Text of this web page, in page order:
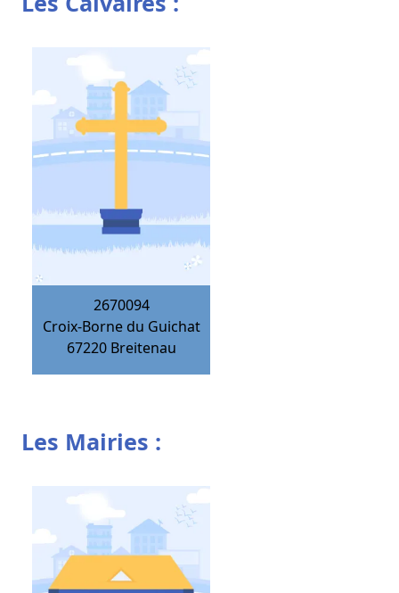
2670094
Croix-Borne du Guichat
67220 Breitenau
Les Mairies :